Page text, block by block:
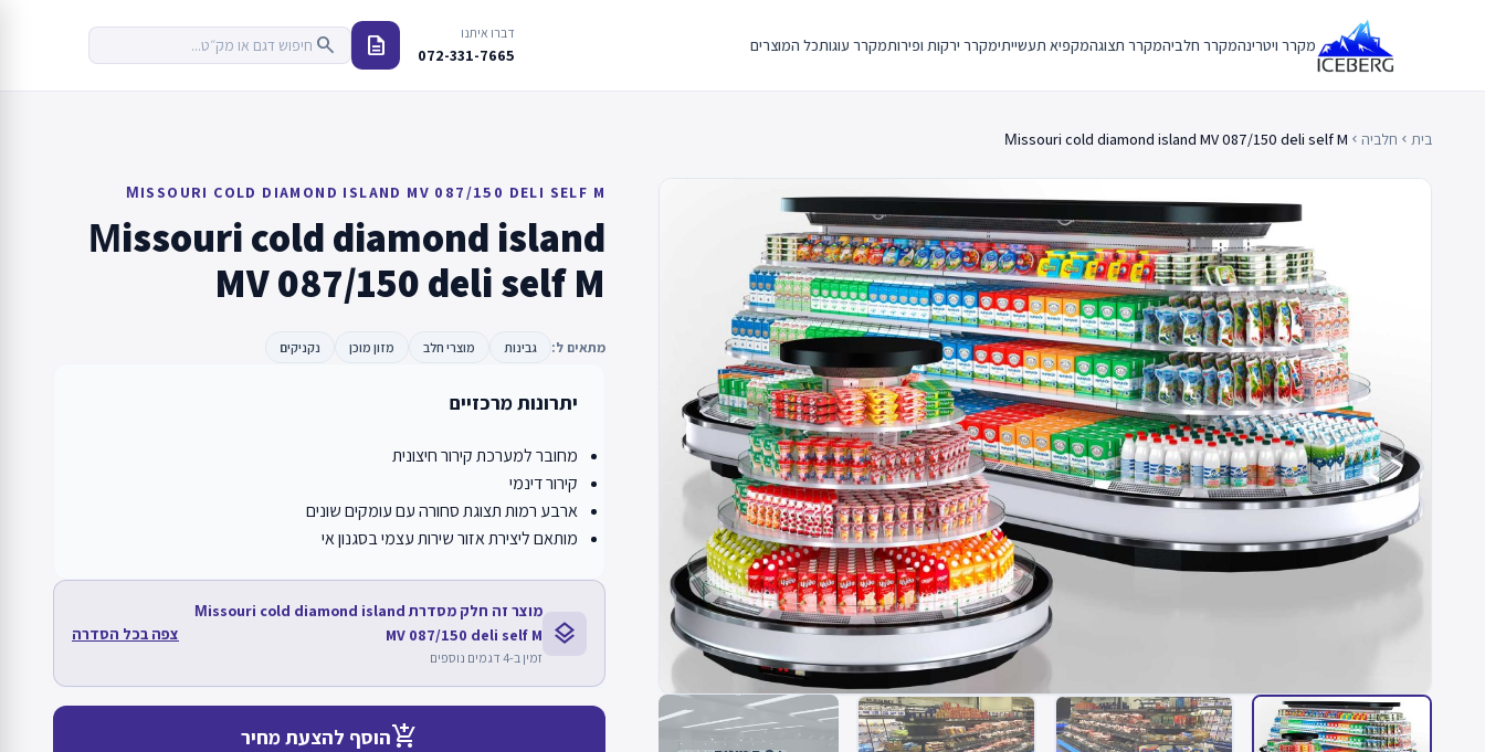
מקרר ויטרינהמקרר חלביהמקרר תצוגהמקפיא תעשייתימקרר ירקות ופירותמקרר עוגותכל המוצרים
דברו איתנו
072-331-7665
description
search
בית chevron_left חלביה chevron_left
Мissouri cold diamond island MV 087/150 deli self M
МISSOURI COLD DIAMOND ISLAND MV 087/150 DELI SELF M
Мissouri cold diamond island
MV 087/150 deli self M
מתאים ל: גבינות מוצרי חלב מזון מוכן נקניקים
יתרונות מרכזיים
מחובר למערכת קירור חיצונית
קירור דינמי
ארבע רמות תצוגת סחורה עם עומקים שונים
מותאם ליצירת אזור שירות עצמי בסגנון אי
layers
מוצר זה חלק מסדרת Мissouri cold diamond island
MV 087/150 deli self M
זמין ב-4 דגמים נוספים
צפה בכל הסדרה
add_shopping_cartהוסף להצעת מחיר